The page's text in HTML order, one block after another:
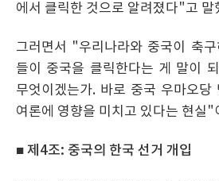
에서 클릭한 것으로 알려졌다"고 말
그러면서 "우리나라와 중국이 축
들이 중국을 클릭한다는 게 말이
무엇이겠는가. 바로 중국 우마오당
여론에 영향을 미치고 있다는 현실"
■ 제4조: 중국의 한국 선거 개입